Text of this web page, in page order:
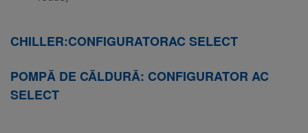
CHILLER:CONFIGURATORAC SELECT
POMPĂ DE CĂLDURĂ: CONFIGURATOR AC
SELECT